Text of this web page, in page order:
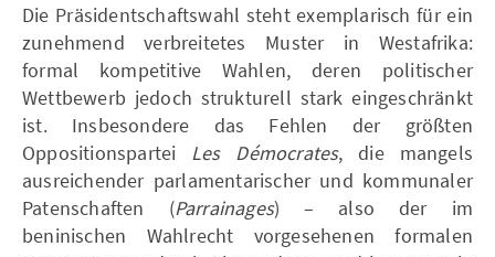
Die Präsidentschaftswahl steht exemplarisch für ein
zunehmend verbreitetes Muster in Westafrika:
formal kompetitive Wahlen, deren politischer
Wettbewerb jedoch strukturell stark eingeschränkt
ist. Insbesondere das Fehlen der größten
Oppositionspartei Les Démocrates, die mangels
ausreichender parlamentarischer und kommunaler
Patenschaften (Parrainages) – also der im
beninischen Wahlrecht vorgesehenen formalen